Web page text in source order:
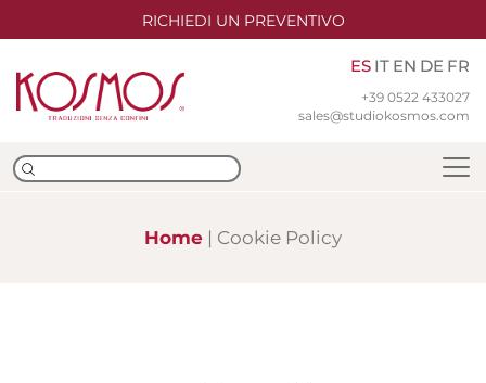
RICHIEDI UN PREVENTIVO
+39 0522 433027
sales@studiokosmos.com
ES IT EN DE FR
Home Cookie Policy